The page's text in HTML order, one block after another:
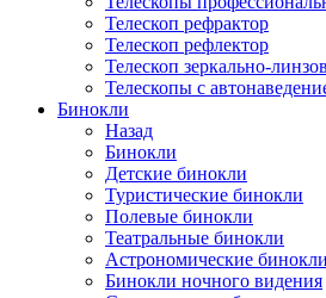
Телескоп рефрактор
Телескоп рефлектор
Телескоп зеркально-
Телескопы с
Бинокли
Назад
Бинокли
Детские бинокли
Туристические бинокли
Полевые бинокли
Театральные бинокли
Астрономические бинокли
Бинокли ночного видения